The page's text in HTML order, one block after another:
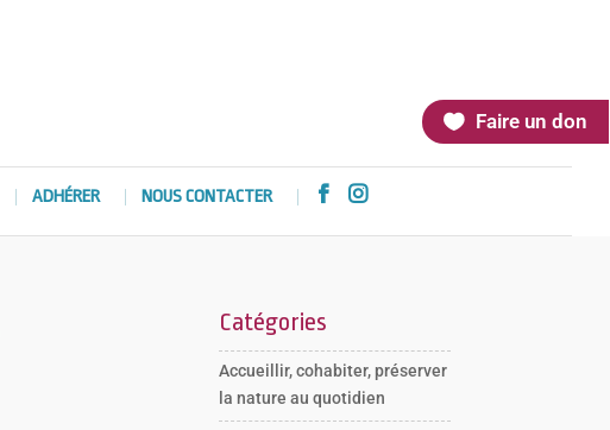
Faire un don
ADHÉRER NOUS CONTACTER  
Catégories
Accueillir, cohabiter, préserver
la nature au quotidien